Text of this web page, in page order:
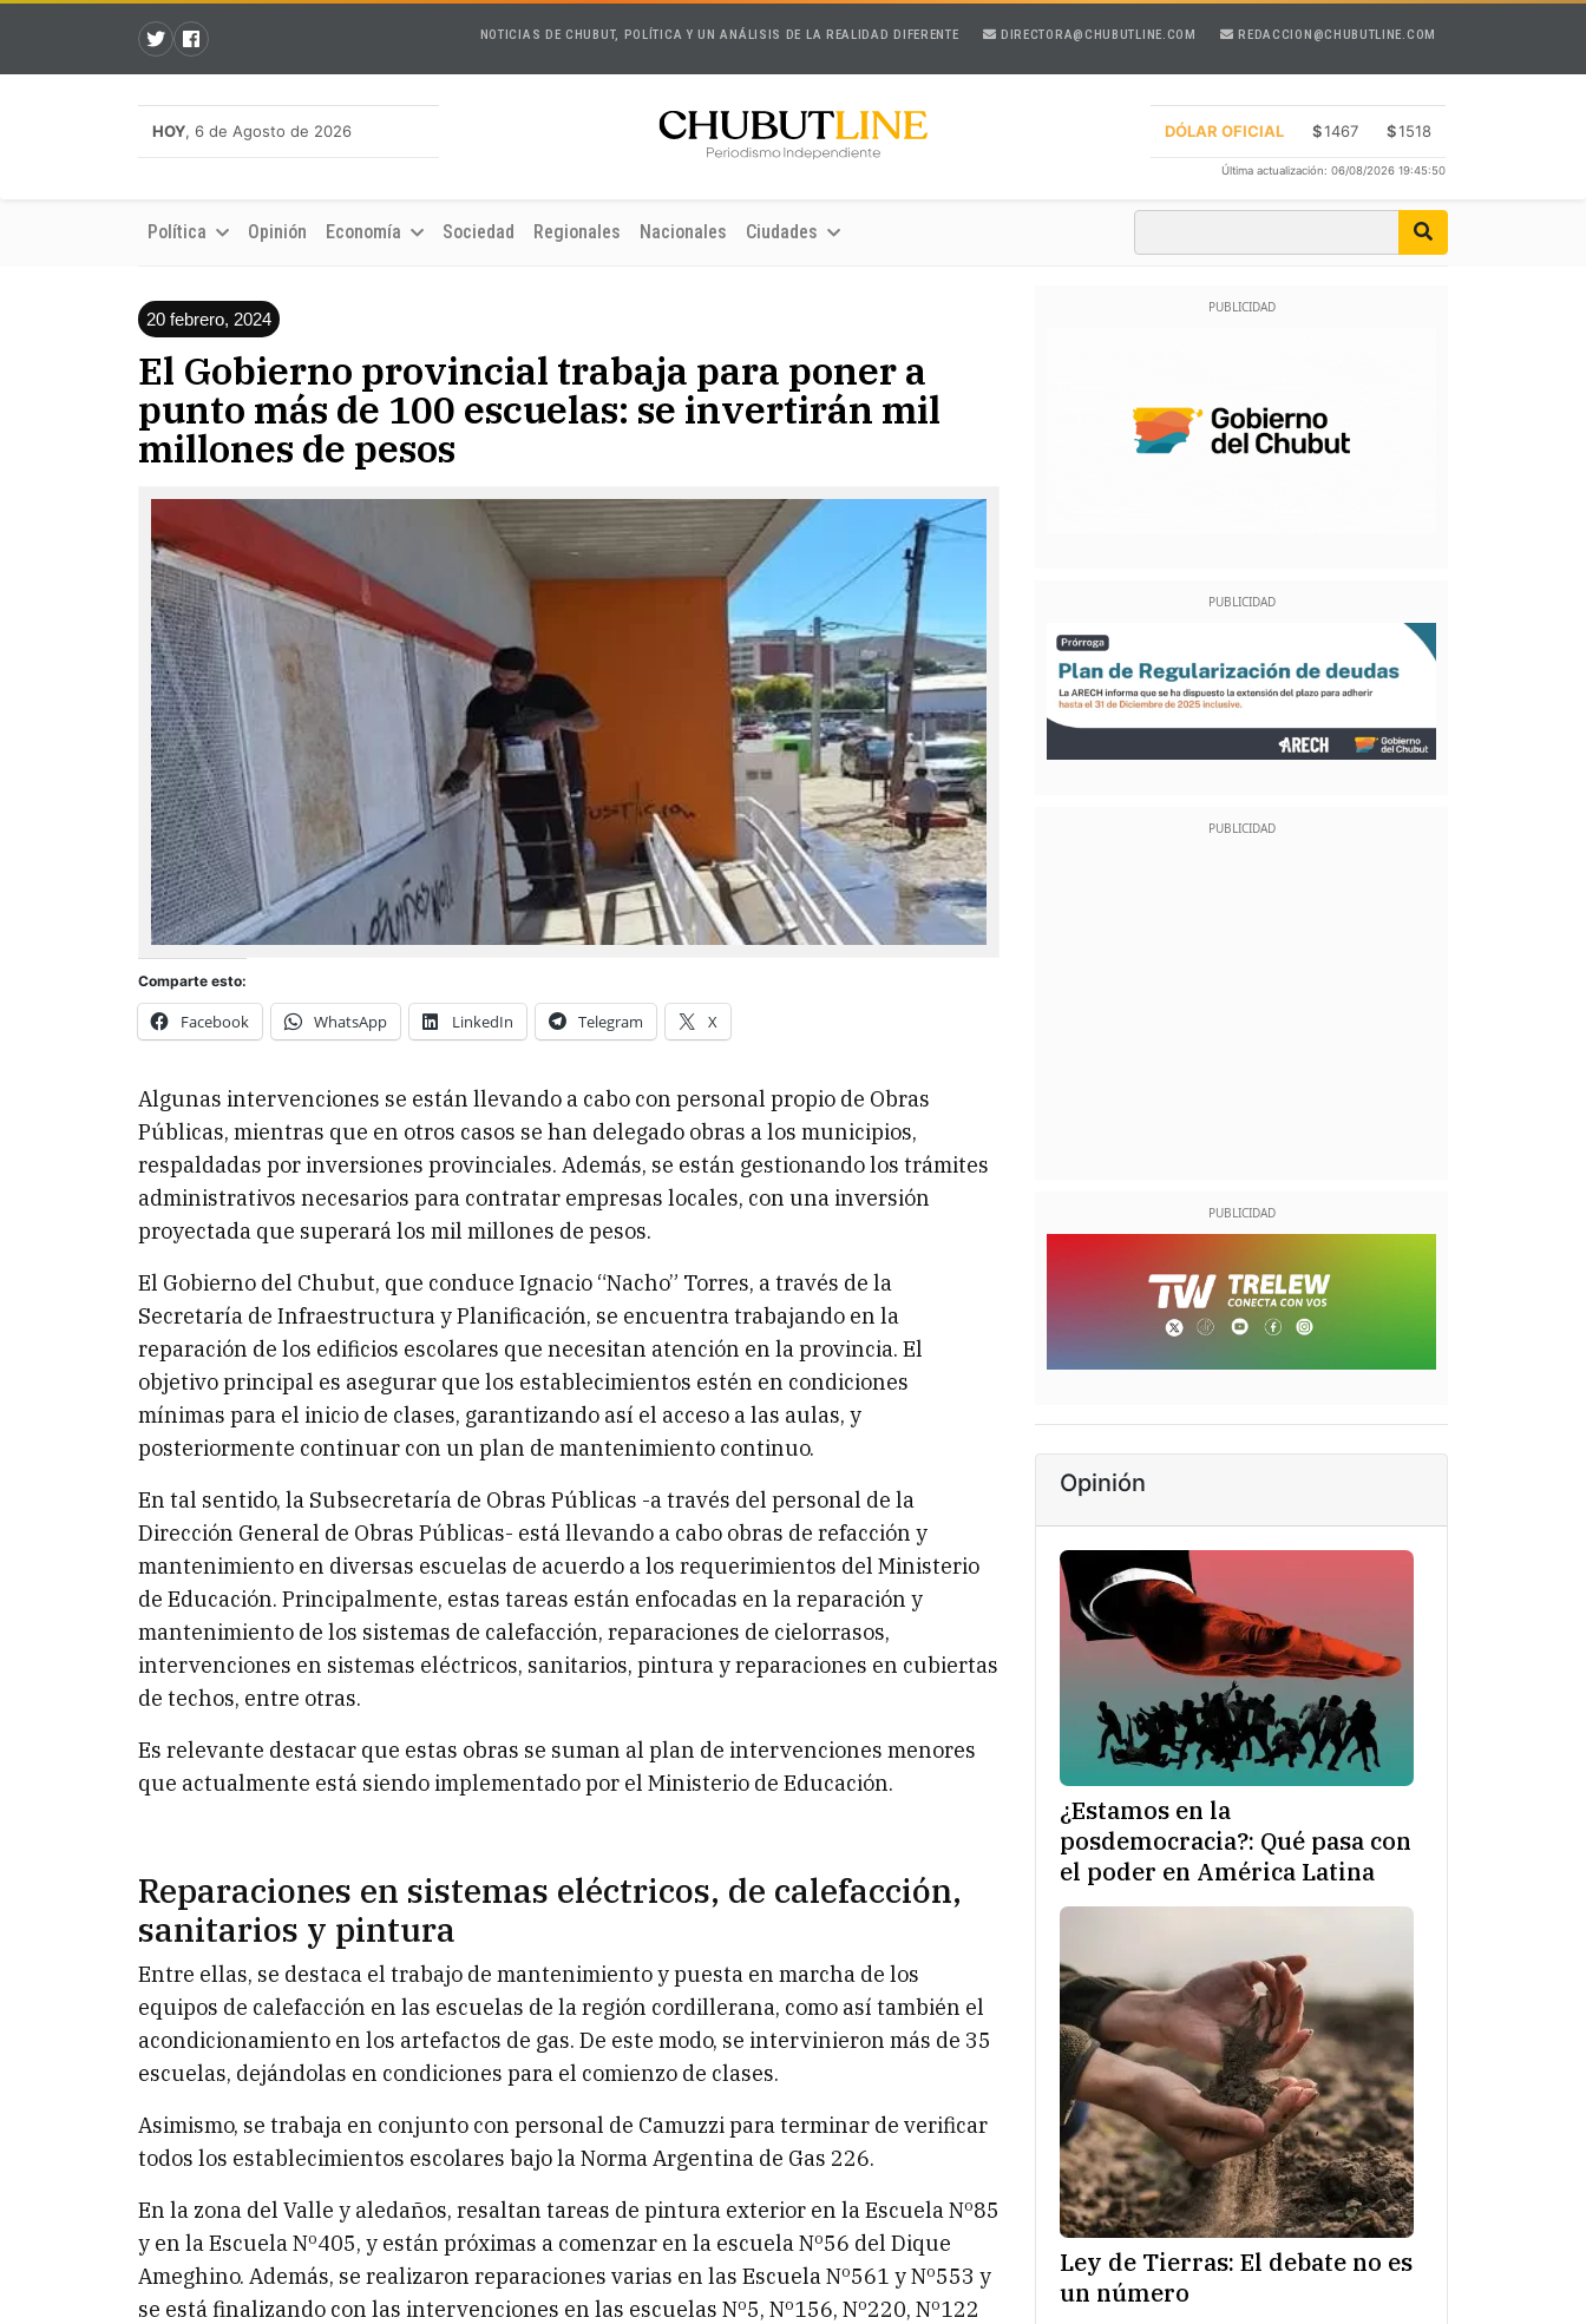
NOTICIAS DE CHUBUT, POLÍTICA Y UN ANÁLISIS DE LA REALIDAD DIFERENTE DIRECTORA@CHUBUTLINE.COM REDACCION@CHUBUTLINE.COM
HOY, 6 de Agosto de 2026 DÓLAR OFICIAL $1467 $1518
Última actualización: 06/08/2026 19:45:50
Política Opinión Economía Sociedad Regionales Nacionales Ciudades
20 febrero, 2024
El Gobierno provincial trabaja para poner a
punto más de 100 escuelas: se invertirán mil
millones de pesos
Comparte esto:
Facebook WhatsApp LinkedIn Telegram X
Algunas intervenciones se están llevando a cabo con personal propio de Obras
Públicas, mientras que en otros casos se han delegado obras a los municipios,
respaldadas por inversiones provinciales. Además, se están gestionando los trámites
administrativos necesarios para contratar empresas locales, con una inversión
proyectada que superará los mil millones de pesos.
El Gobierno del Chubut, que conduce Ignacio “Nacho” Torres, a través de la
Secretaría de Infraestructura y Planificación, se encuentra trabajando en la
reparación de los edificios escolares que necesitan atención en la provincia. El
objetivo principal es asegurar que los establecimientos estén en condiciones
mínimas para el inicio de clases, garantizando así el acceso a las aulas, y
posteriormente continuar con un plan de mantenimiento continuo.
En tal sentido, la Subsecretaría de Obras Públicas -a través del personal de la
Dirección General de Obras Públicas- está llevando a cabo obras de refacción y
mantenimiento en diversas escuelas de acuerdo a los requerimientos del Ministerio
de Educación. Principalmente, estas tareas están enfocadas en la reparación y
mantenimiento de los sistemas de calefacción, reparaciones de cielorrasos,
intervenciones en sistemas eléctricos, sanitarios, pintura y reparaciones en cubiertas
de techos, entre otras.
Es relevante destacar que estas obras se suman al plan de intervenciones menores
que actualmente está siendo implementado por el Ministerio de Educación.
Reparaciones en sistemas eléctricos, de calefacción,
sanitarios y pintura
Entre ellas, se destaca el trabajo de mantenimiento y puesta en marcha de los
equipos de calefacción en las escuelas de la región cordillerana, como así también el
acondicionamiento en los artefactos de gas. De este modo, se intervinieron más de 35
escuelas, dejándolas en condiciones para el comienzo de clases.
Asimismo, se trabaja en conjunto con personal de Camuzzi para terminar de verificar
todos los establecimientos escolares bajo la Norma Argentina de Gas 226.
En la zona del Valle y aledaños, resaltan tareas de pintura exterior en la Escuela Nº85
y en la Escuela Nº405, y están próximas a comenzar en la escuela Nº56 del Dique
Ameghino. Además, se realizaron reparaciones varias en las Escuela Nº561 y Nº553 y
se está finalizando con las intervenciones en las escuelas Nº5, Nº156, Nº220, Nº122
Opinión
¿Estamos en la
posdemocracia?: Qué pasa con
el poder en América Latina
Ley de Tierras: El debate no es
un número